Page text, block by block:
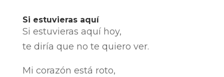
Si estuvieras aquí
Si estuvieras aquí hoy,
te diría que no te quiero ver.
Mi corazón está roto,